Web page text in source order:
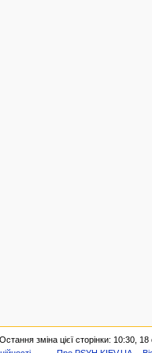
Остання зміна цієї сторінки: 10:30, 18